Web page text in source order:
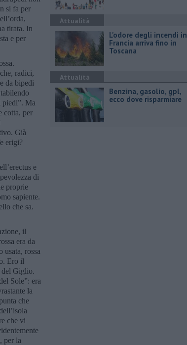
si fa per
tirata. In
e per
radici,
da bipedi
piedi”. Ma
cotta, per
Già
erigi?
e
di
proprie
sapiente.
che sa.
il
era da
usata, rossa
Ero il
del Giglio.
Sole”: era
la
che
che vi
per la
Attualità
L'odore degli incendi in
Francia arriva fino in
Toscana
Attualità
​Benzina, gasolio, gpl,
ecco dove risparmiare